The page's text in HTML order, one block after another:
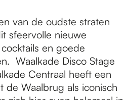
van de oudste straten
sfeervolle nieuwe
en goede
Waalkade Disco Stage
Centraal heeft een
de Waalbrug als iconisch